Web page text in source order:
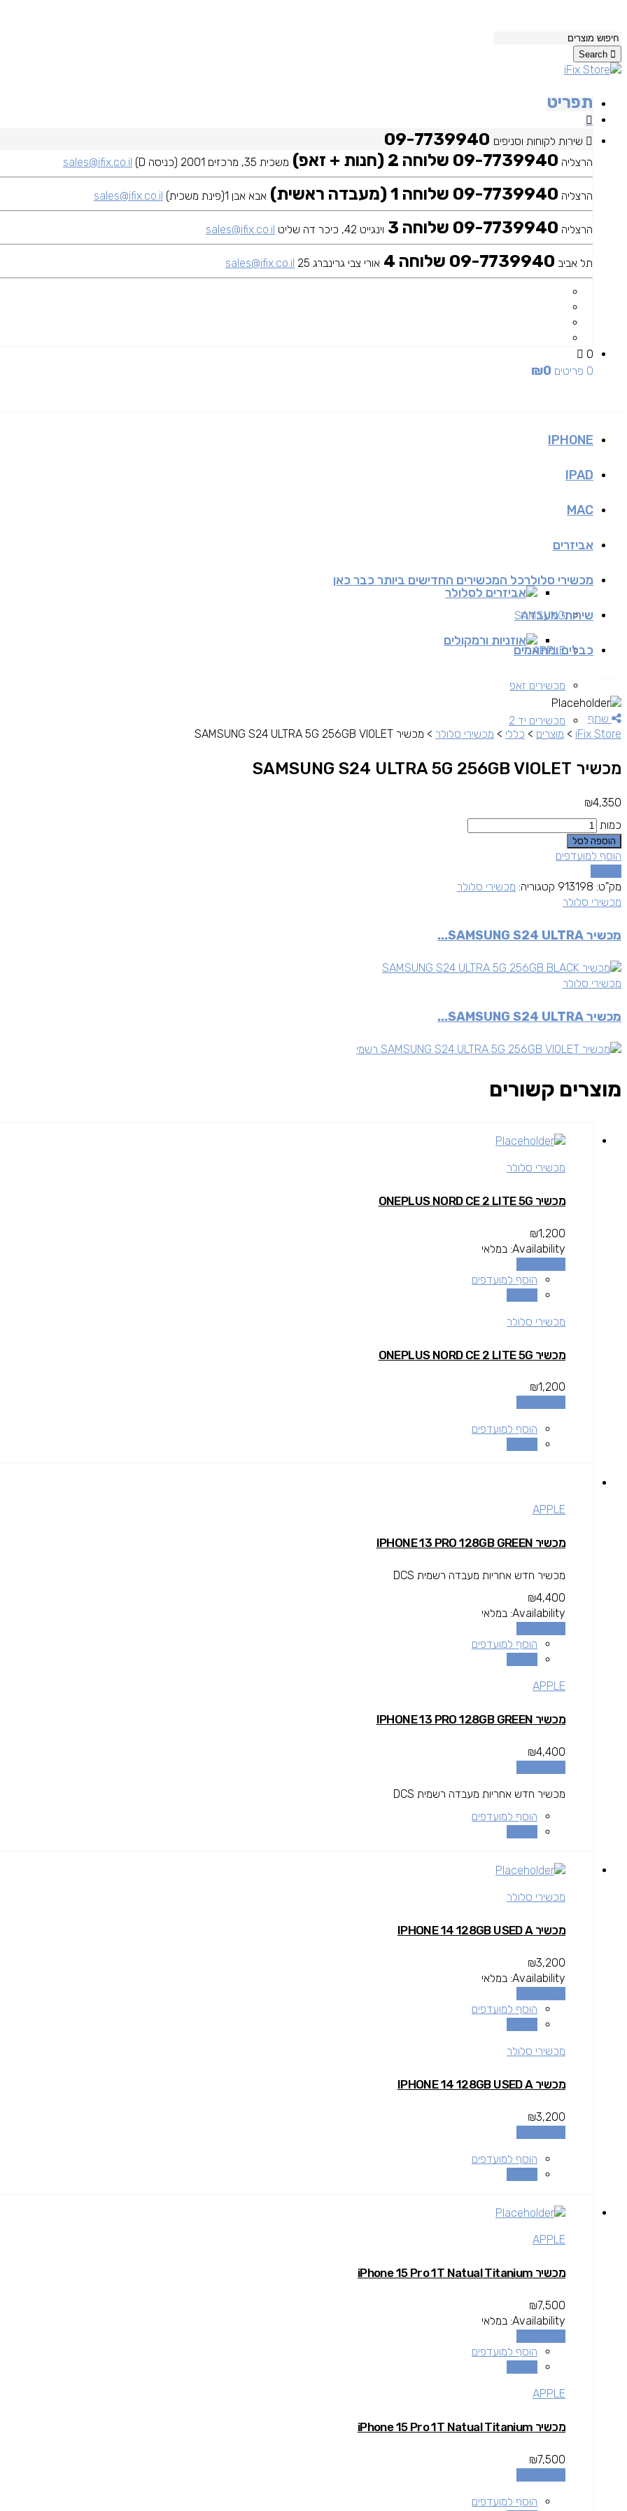
Search
תפריט
שירות לקוחות וסניפים
הרצליה 09-7739940 שלוחה 2 (חנות + זאפ) משכית 35, מרכזים 2001 (כניסה D) sales@ifix.co.il
הרצליה 09-7739940 שלוחה 1 (מעבדה ראשית) אבא אבן 1(פינת משכית) sales@ifix.co.il
הרצליה 09-7739940 שלוחה 3 וינגייט 42, כיכר דה שליט sales@ifix.co.il
תל אביב 09-7739940 שלוחה 4 אורי צבי גרינברג 25 sales@ifix.co.il
0
0 פריטים
₪0
IPHONE
IPAD
MAC
אביזרים
אביזרים לסלולר
אוזניות ורמקולים
מכשירי סלולרכל המכשירים החדישים ביותר כבר כאן
SAMSUNG
APPLE
מכשירים זאפ
מכשירים יד 2
שירותי מעבדה
כבלים ומתאמים
שתף
iFix Store
> מוצרים > כללי > מכשירי סלולר > מכשיר SAMSUNG S24 ULTRA 5G 256GB VIOLET
מכשיר SAMSUNG S24 ULTRA 5G 256GB VIOLET
₪4,350
כמות
הוספה לסל
הוסף למועדפים
מק"ט: 913198 קטגוריה: מכשירי סלולר
מכשירי סלולר
מכשיר SAMSUNG S24 ULTRA...
מכשירי סלולר
מכשיר SAMSUNG S24 ULTRA...
מוצרים קשורים
מכשירי סלולר
מכשיר ONEPLUS NORD CE 2 LITE 5G
₪1,200
Availability: במלאי
הוסף למועדפים
מכשירי סלולר
מכשיר ONEPLUS NORD CE 2 LITE 5G
₪1,200
הוסף למועדפים
APPLE
מכשיר IPHONE 13 PRO 128GB GREEN
מכשיר חדש אחריות מעבדה רשמית DCS
₪4,400
Availability: במלאי
הוסף למועדפים
APPLE
מכשיר IPHONE 13 PRO 128GB GREEN
₪4,400
מכשיר חדש אחריות מעבדה רשמית DCS
הוסף למועדפים
מכשירי סלולר
מכשיר IPHONE 14 128GB USED A
₪3,200
Availability: במלאי
הוסף למועדפים
מכשירי סלולר
מכשיר IPHONE 14 128GB USED A
₪3,200
הוסף למועדפים
APPLE
מכשיר iPhone 15 Pro 1T Natual Titanium
₪7,500
Availability: במלאי
הוסף למועדפים
APPLE
מכשיר iPhone 15 Pro 1T Natual Titanium
₪7,500
הוסף למועדפים